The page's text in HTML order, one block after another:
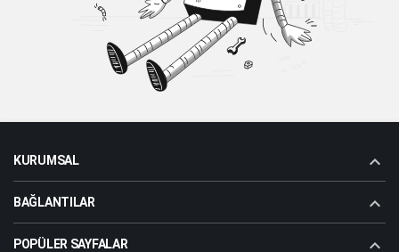
KURUMSAL
BAĞLANTILAR
POPÜLER SAYFALAR